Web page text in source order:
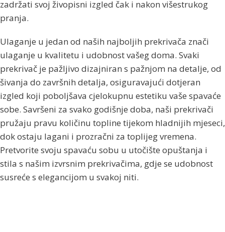
zadržati svoj živopisni izgled čak i nakon višestrukog
pranja.
Ulaganje u jedan od naših najboljih prekrivača znači
ulaganje u kvalitetu i udobnost vašeg doma. Svaki
prekrivač je pažljivo dizajniran s pažnjom na detalje, od
šivanja do završnih detalja, osiguravajući dotjeran
izgled koji poboljšava cjelokupnu estetiku vaše spavaće
sobe. Savršeni za svako godišnje doba, naši prekrivači
pružaju pravu količinu topline tijekom hladnijih mjeseci,
dok ostaju lagani i prozračni za toplijeg vremena.
Pretvorite svoju spavaću sobu u utočište opuštanja i
stila s našim izvrsnim prekrivačima, gdje se udobnost
susreće s elegancijom u svakoj niti.